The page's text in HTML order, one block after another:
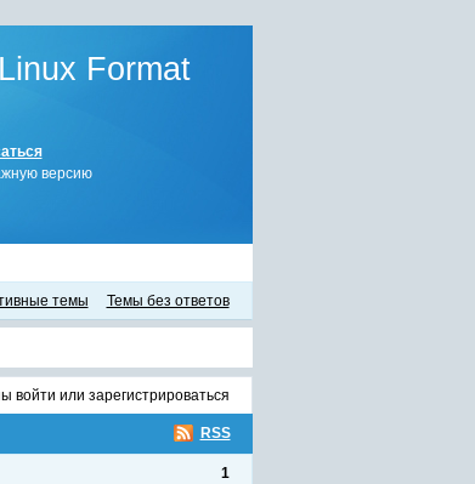
Format
версию
темы Темы без ответов
войти или зарегистрироваться
RSS
1